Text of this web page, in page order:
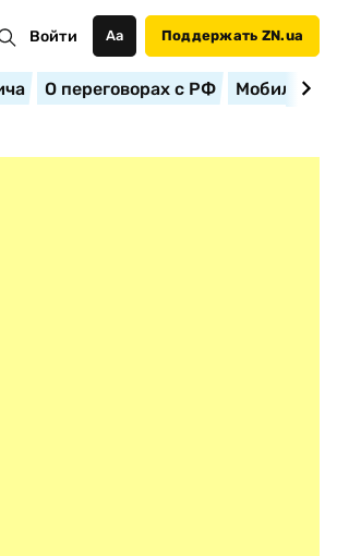
Войти Аа Поддержать ZN.ua
О переговорах с РФ